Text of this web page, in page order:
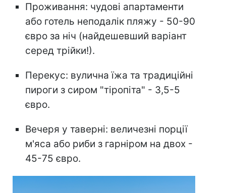
Проживання: чудові апартаменти
або готель неподалік пляжу - 50-90
євро за ніч (найдешевший варіант
серед трійки!).
Перекус: вулична їжа та традиційні
пироги з сиром "тіропіта" - 3,5-5
євро.
Вечеря у таверні: величезні порції
м'яса або риби з гарніром на двох -
45-75 євро.